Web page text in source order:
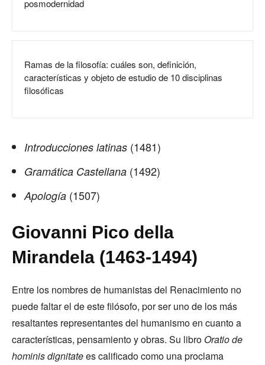
posmodernidad
Ramas de la filosofía: cuáles son, definición,
características y objeto de estudio de 10 disciplinas
filosóficas
Introducciones latinas (1481)
Gramática Castellana (1492)
Apología (1507)
Giovanni Pico della
Mirandela (1463-1494)
Entre los nombres de humanistas del Renacimiento no
puede faltar el de este filósofo, por ser uno de los más
resaltantes representantes del humanismo en cuanto a
características, pensamiento y obras. Su libro Oratio de
hominis dignitatees calificado como una proclama